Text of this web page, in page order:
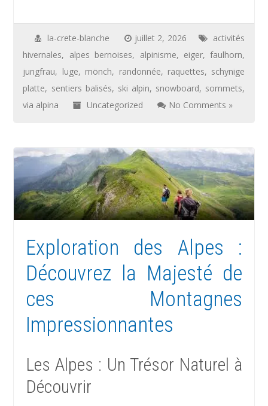
la-crete-blanche juillet 2, 2026
activités
hivernales, alpes bernoises, alpinisme, eiger,faulhorn,
jungfrau, luge, mönch, randonnée, raquettes, schynige
platte, sentiers balisés, ski alpin, snowboard, sommets,
via alpina
Uncategorized No Comments »
Exploration des Alpes :
Découvrez la Majesté de
ces Montagnes
Impressionnantes
Les Alpes : Un Trésor Naturel à
Découvrir